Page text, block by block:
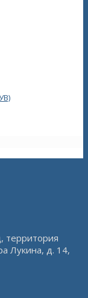
территория
Лукина, д. 14,